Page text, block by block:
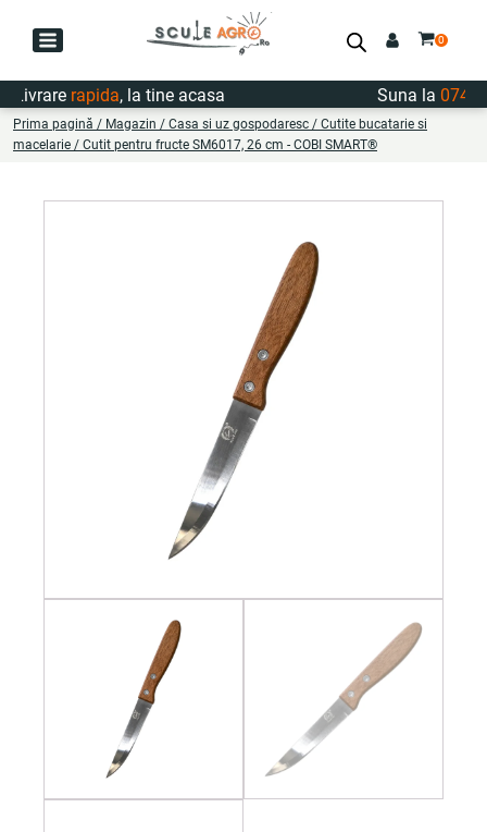
rapida, la tine acasa Suna la
Prima pagină / Magazin / Casa si uz gospodaresc / Cutite bucatarie si
macelarie / Cutit pentru fructe SM6017, 26 cm - COBI SMART®